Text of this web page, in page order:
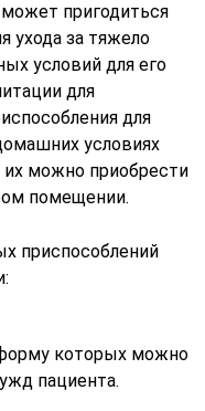
пригодиться
ухода за тяжело
условий для его
для
для
условиях
их можно приобрести
помещении.
приспособлений
которых можно
пациента.